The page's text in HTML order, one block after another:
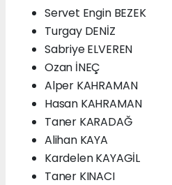
Servet Engin BEZEK
Turgay DENİZ
Sabriye ELVEREN
Ozan İNEÇ
Alper KAHRAMAN
Hasan KAHRAMAN
Taner KARADAĞ
Alihan KAYA
Kardelen KAYAGİL
Taner KINACI